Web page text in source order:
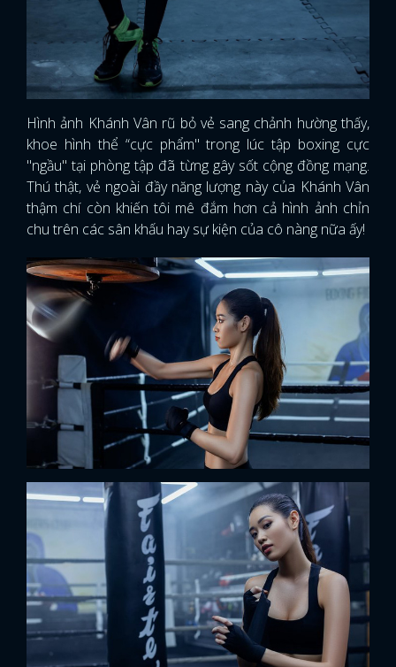
Hình ảnh Khánh Vân rũ bỏ vẻ sang chảnh hường thấy,
khoe hình thể “cực phẩm" trong lúc tập boxing cực
"ngầu" tại phòng tập đã từng gây sốt cộng đồng mạng.
Thú thật, vẻ ngoài đầy năng lượng này của Khánh Vân
thậm chí còn khiến tôi mê đắm hơn cả hình ảnh chỉn
chu trên các sân khấu hay sự kiện của cô nàng nữa ấy!